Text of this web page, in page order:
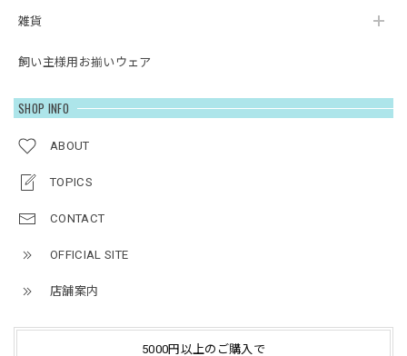
雑貨
飼い主様用お揃いウェア
SHOP INFO
ABOUT
TOPICS
CONTACT
OFFICIAL SITE
店舗案内
5000円以上のご購入で